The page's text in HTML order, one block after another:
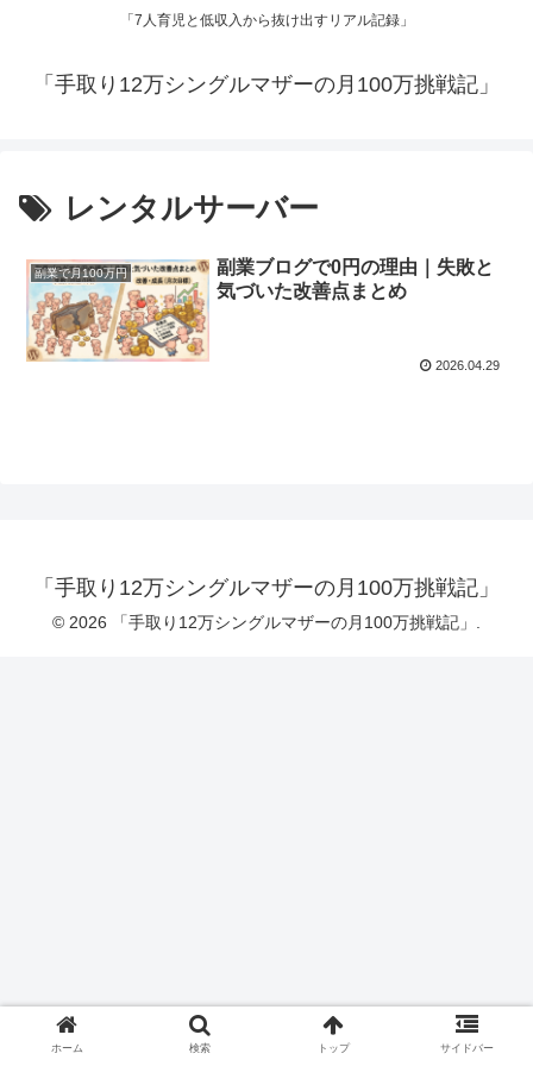
「7人育児と低収入から抜け出すリアル記録」
「手取り12万シングルマザーの月100万挑戦記」
レンタルサーバー
副業で月100万円
副業ブログで0円の理由｜失敗と
気づいた改善点まとめ
2026.04.29
「手取り12万シングルマザーの月100万挑戦記」
© 2026 「手取り12万シングルマザーの月100万挑戦記」.
ホーム 検索 トップ サイドバー